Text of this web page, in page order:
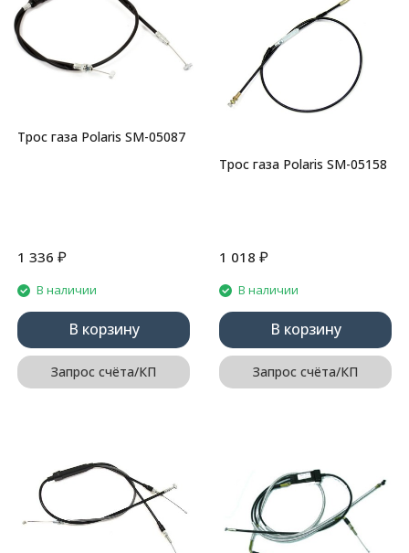
Трос газа Polaris SM-05087
1 336 ₽
В наличии
В корзину
Запрос счёта/КП
Трос газа Polaris SM-05158
1 018 ₽
В наличии
В корзину
Запрос счёта/КП